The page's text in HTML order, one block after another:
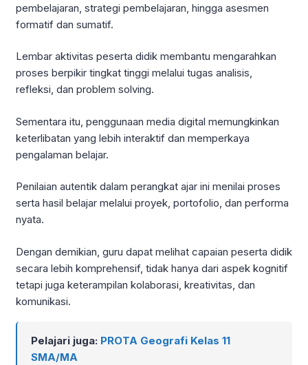
pembelajaran, strategi pembelajaran, hingga asesmen
formatif dan sumatif.
Lembar aktivitas peserta didik membantu mengarahkan
proses berpikir tingkat tinggi melalui tugas analisis,
refleksi, dan problem solving.
Sementara itu, penggunaan media digital memungkinkan
keterlibatan yang lebih interaktif dan memperkaya
pengalaman belajar.
Penilaian autentik dalam perangkat ajar ini menilai proses
serta hasil belajar melalui proyek, portofolio, dan performa
nyata.
Dengan demikian, guru dapat melihat capaian peserta didik
secara lebih komprehensif, tidak hanya dari aspek kognitif
tetapi juga keterampilan kolaborasi, kreativitas, dan
komunikasi.
Pelajari juga: PROTA Geografi Kelas 11
SMA/MA